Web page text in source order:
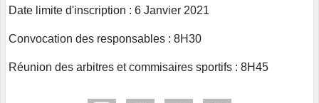
Date limite d'inscription : 6 Janvier 2021
Convocation des responsables : 8H30
Réunion des arbitres et commisaires sportifs : 8H45